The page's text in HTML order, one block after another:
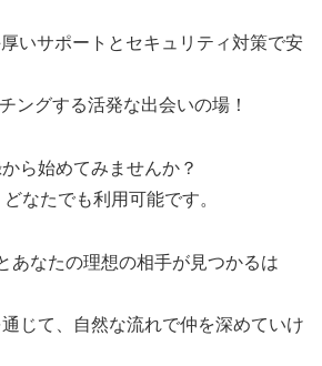
いサポートとセキュリティ対策で安
ングする活発な出会いの場！
ら始めてみませんか？
なたでも利用可能です。
あなたの理想の相手が見つかるは
じて、自然な流れで仲を深めていけ